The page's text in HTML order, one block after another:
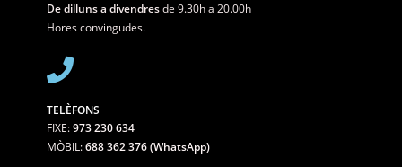
De dilluns a divendresde 9.30h a 20.00h
Hores convingudes.
TELÈFONS
FIXE:973 230 634
MÒBIL:688 362 376 (WhatsApp)